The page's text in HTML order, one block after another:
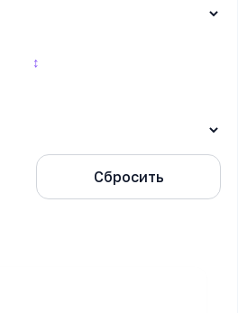
↕
Сбросить